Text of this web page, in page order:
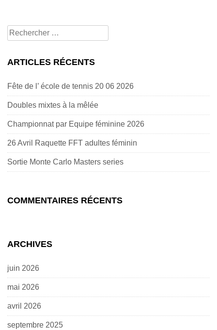
Rechercher
pour:
ARTICLES RÉCENTS
Fête de l’ école de tennis 20 06 2026
Doubles mixtes à la mêlée
Championnat par Equipe féminine 2026
26 Avril Raquette FFT adultes féminin
Sortie Monte Carlo Masters series
COMMENTAIRES RÉCENTS
ARCHIVES
juin 2026
mai 2026
avril 2026
septembre 2025